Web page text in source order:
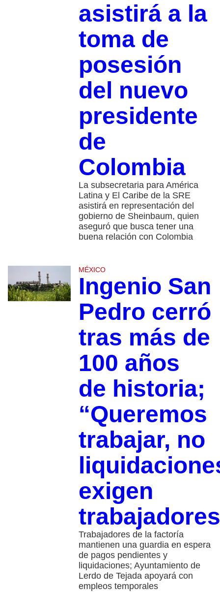
asistirá a la
toma de
posesión
del nuevo
presidente
de
Colombia
La subsecretaria para América
Latina y El Caribe de la SRE
asistirá en representación del
gobierno de Sheinbaum, quien
aseguró que busca tener una
buena relación con Colombia
MÉXICO
Ingenio San
Pedro cerró
tras más de
100 años
de historia;
“Queremos
trabajar, no
exigen
trabajadores
Trabajadores de la factoría
mantienen una guardia en espera
de pagos pendientes y
liquidaciones; Ayuntamiento de
Lerdo de Tejada apoyará con
empleos temporales